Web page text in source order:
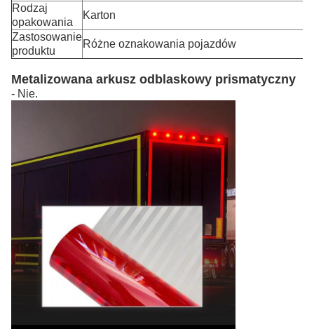
Rodzaj
opakowania
Karton
Zastosowanie
produktu
Różne oznakowania pojazdów
Metalizowana arkusz odblaskowy prismatyczny
- Nie.